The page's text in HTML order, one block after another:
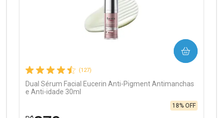
(127)
Dual Sérum Facial Eucerin Anti-Pigment Antimanchas
e Anti-idade 30ml
18% OFF
COMPRAR